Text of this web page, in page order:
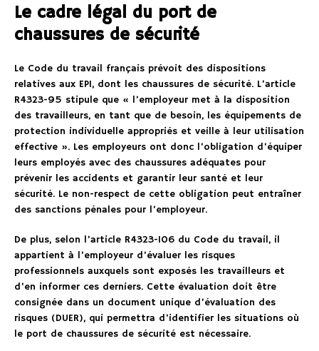
Le cadre légal du port de
chaussures de sécurité
Le Code du travail français prévoit des dispositions
relatives aux EPI, dont les chaussures de sécurité. L’article
R4323-95 stipule que « l’employeur met à la disposition
des travailleurs, en tant que de besoin, les équipements de
protection individuelle appropriés et veille à leur utilisation
effective ». Les employeurs ont donc l’obligation d’équiper
leurs employés avec des chaussures adéquates pour
prévenir les accidents et garantir leur santé et leur
sécurité. Le non-respect de cette obligation peut entraîner
des sanctions pénales pour l’employeur.
De plus, selon l’article R4323-106 du Code du travail, il
appartient à l’employeur d’évaluer les risques
professionnels auxquels sont exposés les travailleurs et
d’en informer ces derniers. Cette évaluation doit être
consignée dans un document unique d’évaluation des
risques (DUER), qui permettra d’identifier les situations où
le port de chaussures de sécurité est nécessaire.